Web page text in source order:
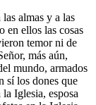
almas y a las
en ellos las cosas
temor ni de
más aún,
mundo, armados
sí los dones que
Iglesia, esposa